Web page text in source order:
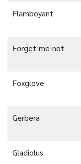
Flamboyant
Forget-me-not
Foxglove
Gerbera
Gladiolus